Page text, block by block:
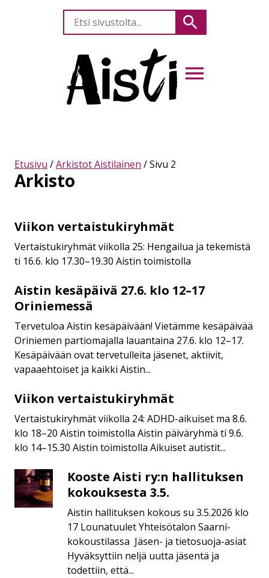
Etsi
sivustolta
Etusivu /Arkistot Aistilainen /Sivu 2
Arkisto
Viikon
vertaistukiryhmät
Viikon vertaistukiryhmät
Vertaistukiryhmät viikolla 25: Hengailua ja tekemistä
ti 16.6. klo 17.30–19.30 Aistin toimistolla
Aistin
kesäpäivä
klo
12–
17
Oriniemessä
Aistin kesäpäivä 27.6. klo 12–17
Oriniemessä
Tervetuloa Aistin kesäpäivään! Vietämme kesäpäivää
Oriniemen partiomajalla lauantaina 27.6. klo 12–17.
Kesäpäivään ovat tervetulleita jäsenet, aktiivit,
vapaaehtoiset ja kaikki Aistin...
Viikon
vertaistukiryhmät
Viikon vertaistukiryhmät
Vertaistukiryhmät viikolla 24: ADHD-aikuiset ma 8.6.
klo 18–20 Aistin toimistolla Aistin päiväryhmä ti 9.6.
klo 14–15.30 Aistin toimistolla Aikuiset autistit...
Kooste
Aisti
ry:n
kokouksesta
Kooste Aisti ry:n hallituksen
kokouksesta 3.5.
Aistin hallituksen kokous su 3.5.2026 klo
17 Lounatuulet Yhteisötalon Saarni-
kokoustilassa Jäsen- ja tietosuoja-asiat
Hyväksyttiin neljä uutta jäsentä ja
todettiin, että...